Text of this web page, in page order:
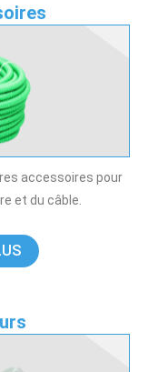
accessoires pour
et du câble.